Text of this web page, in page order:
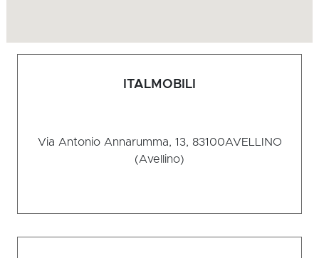
ITALMOBILI
Via Antonio Annarumma, 13, 83100AVELLINO
(Avellino)